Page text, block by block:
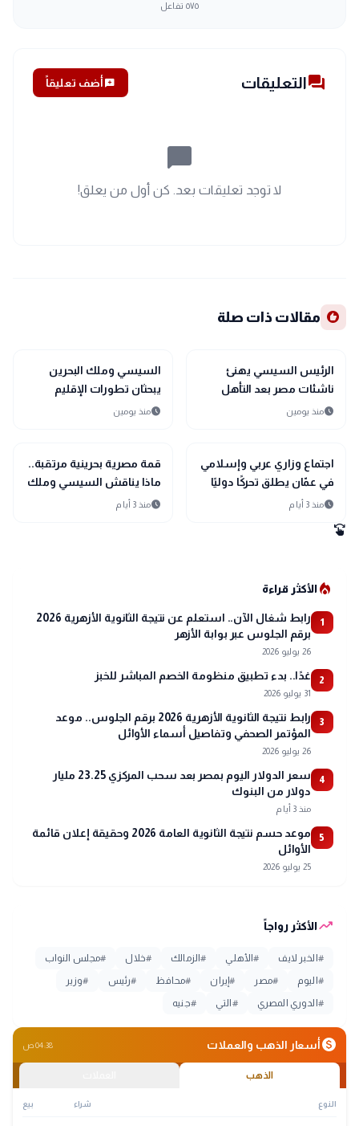
٥٧٥ تفاعل
forumالتعليقات add_commentأضف تعليقاً
chat_bubble_outline
لا توجد تعليقات بعد. كن أول من يعلق!
recommend مقالات ذات صلة
sports_soccer
رياضة
الرئيس السيسي يهنئ
ناشئات مصر بعد التأهل
التاريخي إلى نصف نهائي
scheduleمنذ يومين
bolt
عاجل
السيسي وملك البحرين
يبحثان تطورات الإقليم
ويؤكدان أولوية الحلول
scheduleمنذ يومين
bolt
عاجل
اجتماع وزاري عربي وإسلامي
في عمّان يطلق تحركًا دوليًا
لحماية القدس ومقدساتها
scheduleمنذ 3 أيام
bolt
عاجل
قمة مصرية بحرينية مرتقبة..
ماذا يناقش السيسي وملك
البحرين؟
scheduleمنذ 3 أيام
swipe
local_fire_departmentالأكثر قراءة
1
رابط شغال الآن.. استعلم عن نتيجة الثانوية الأزهرية 2026
برقم الجلوس عبر بوابة الأزهر
26 يوليو 2026
2 غدًا.. بدء تطبيق منظومة الخصم المباشر للخبز
31 يوليو 2026
3
رابط نتيجة الثانوية الأزهرية 2026 برقم الجلوس.. موعد
المؤتمر الصحفي وتفاصيل أسماء الأوائل
26 يوليو 2026
4
سعر الدولار اليوم بمصر بعد سحب المركزي 23.25 مليار
دولار من البنوك
منذ 3 أيام
5
موعد حسم نتيجة الثانوية العامة 2026 وحقيقة إعلان قائمة
الأوائل
25 يوليو 2026
trending_upالأكثر رواجاً
# الخبر لايف #الأهلي #الزمالك #خلال #مجلس النواب
# اليوم #مصر #إيران #محافظ #رئيس #وزير
# الدوري المصري # التي #جنيه
monetization_onأسعار الذهب والعملات 04:38 ص
الذهب
النوع شراء بيع